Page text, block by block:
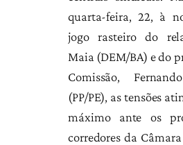
quarta-feira, 22, à
jogo rasteiro do
Maia (DEM/BA) e do
Comissão,
(PP/PE), as tensões
máximo ante os
corredores da